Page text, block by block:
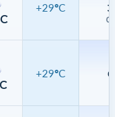
+29°C
+29°C